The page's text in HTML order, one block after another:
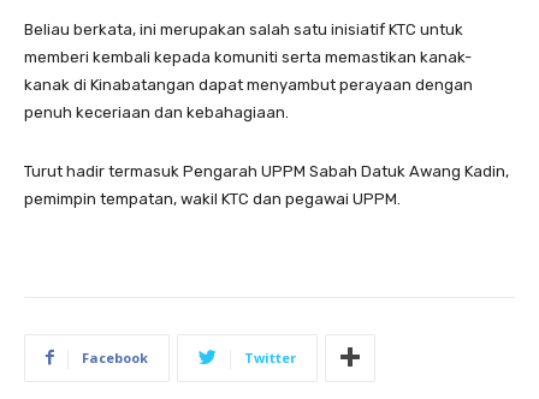
Beliau berkata, ini merupakan salah satu inisiatif KTC untuk
memberi kembali kepada komuniti serta memastikan kanak-
kanak di Kinabatangan dapat menyambut perayaan dengan
penuh keceriaan dan kebahagiaan.
Turut hadir termasuk Pengarah UPPM Sabah Datuk Awang Kadin,
pemimpin tempatan, wakil KTC dan pegawai UPPM.
Facebook Twitter